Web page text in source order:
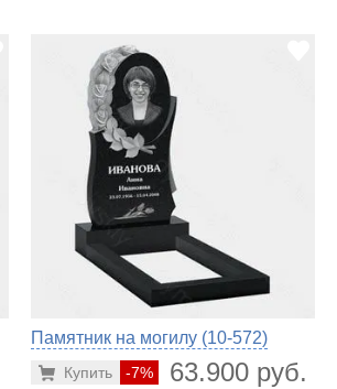
Памятник на могилу (10-572)
-7% 63.900 руб.
Купить